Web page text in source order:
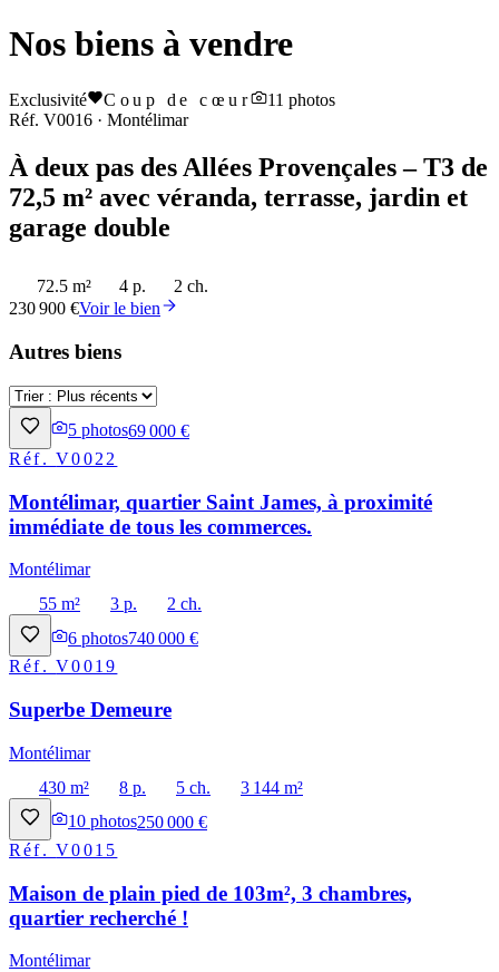
Nos biens à vendre
Exclusivité Coup de cœur 11 photos
Réf. V0016 · Montélimar
À deux pas des Allées Provençales – T3 de
72,5 m² avec véranda, terrasse, jardin et
garage double
72.5 m² 4 p.
2 ch.
230 900 €Voir le bien
Autres biens
5 photos69 000 €
Réf.V0022
Montélimar, quartier Saint James, à proximité
immédiate de tous les commerces.
Montélimar
55 m²
3 p.
2 ch.
6 photos740 000 €
Réf.V0019
Superbe Demeure
Montélimar
430 m²
8 p. 5 ch.
3 144 m²
10 photos250 000 €
Réf.V0015
Maison de plain pied de 103m², 3 chambres,
quartier recherché !
Montélimar